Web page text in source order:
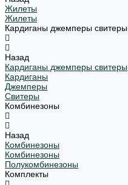
Жилеты
Жилеты
Кардиганы джемперы свитеры
Назад
Кардиганы джемперы свитеры
Кардиганы
Джемперы
Свитеры
Комбинезоны
Назад
Комбинезоны
Комбинезоны
Полукомбинезоны
Комплекты